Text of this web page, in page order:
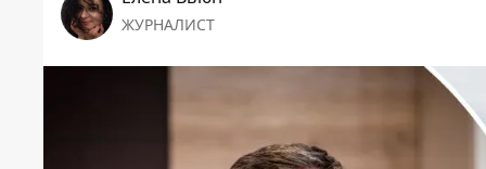
ЖУРНАЛИСТ